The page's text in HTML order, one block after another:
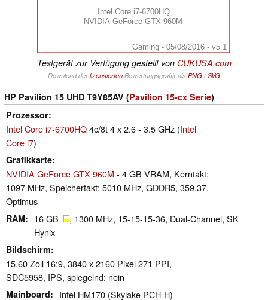
Intel Core i7-6700HQ
NVIDIA GeForce GTX 960M
Gaming - 05/08/2016 - v5.1
Testgerät zur Verfügung gestellt von CUKUSA.com
Download derlizensiertenBewertungsgrafik als PNG/SVG
HP Pavilion 15 UHD T9Y85AV (Pavilion 15-cx Serie)
Prozessor
Intel Core i7-6700HQ4c/8t 4 x 2.6 - 3.5 GHz (Intel
Core i7)
Grafikkarte
NVIDIA GeForce GTX 960M - 4 GB VRAM, Kerntakt:
1097 MHz, Speichertakt: 5010 MHz, GDDR5, 359.37,
Optimus
RAM 16 GB
, 1300 MHz, 15-15-15-36, Dual-Channel, SK
Hynix
Bildschirm
15.60 Zoll 16:9, 3840 x 2160 Pixel 271 PPI,
SDC5958, IPS, spiegelnd: nein
Mainboard Intel HM170 (Skylake PCH-H)